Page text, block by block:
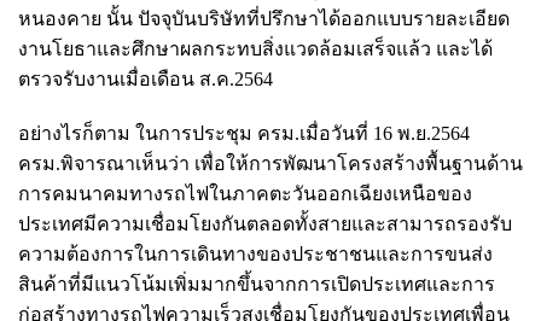
หนองคาย นั้น ปัจจุบันบริษัทที่ปรึกษาได้ออกแบบรายละเอียด
งานโยธาและศึกษาผลกระทบสิ่งแวดล้อมเสร็จแล้ว และได้
ตรวจรับงานเมื่อเดือน ส.ค.2564
อย่างไรก็ตาม ในการประชุม ครม.เมื่อวันที่ 16 พ.ย.2564
ครม.พิจารณาเห็นว่า เพื่อให้การพัฒนาโครงสร้างพื้นฐานด้าน
การคมนาคมทางรถไฟในภาคตะวันออกเฉียงเหนือของ
ประเทศมีความเชื่อมโยงกันตลอดทั้งสายและสามารถรองรับ
ความต้องการในการเดินทางของประชาชนและการขนส่ง
สินค้าที่มีแนวโน้มเพิ่มมากขึ้นจากการเปิดประเทศและการ
ก่อสร้างทางรถไฟความเร็วสูงเชื่อมโยงกันของประเทศเพื่อน